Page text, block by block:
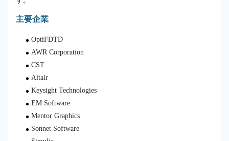
主要企業
OptiFDTD
AWR Corporation
CST
Altair
Keysight Technologies
EM Software
Mentor Graphics
Sonnet Software